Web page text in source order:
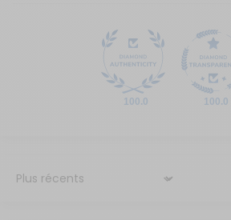
100.0 100.0
Sort by